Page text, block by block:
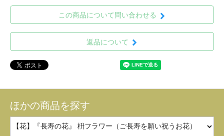
この商品について問い合わせる
返品について
ほかの商品を探す